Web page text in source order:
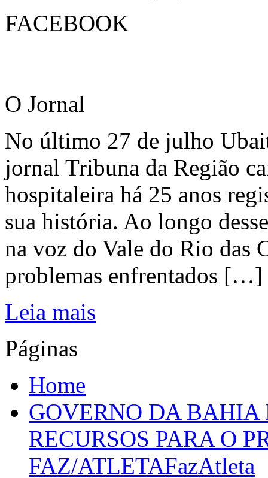
FACEBOOK
O Jornal
No último 27 de julho
jornal Tribuna da Região
hospitaleira há 25 anos
sua história. Ao longo
na voz do Vale do Rio das
problemas enfrentados […]
Leia mais
Páginas
Home
GOVERNO DA
RECURSOS PARA O
FAZ/ATLETAFazAtleta